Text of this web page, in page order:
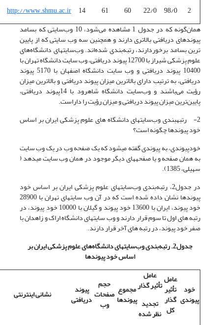
2
98/0
22/0
60
61
14
http://www.shmu.ac.ir
همان‌گونه که در جدول 1 مشاهده می‌شود، 10 وب‌سایتی که بسامد
پیوندهای دریافتی بالاتری دارند و همچنین سه وب سایتی که از پایین
ترین بسامد برخوردارند، رتبه‌بندی شده‌اند. وب‌سایتهای دانشگاه‌های
علوم پزشکی شیراز با 12700 پیوند دریافتی، وب سایت دانشگاه تهران با
10400 پیوند دریافتی و وب سایت دانشگاه اصفهان با 5170 پیوند
دریافتی، به ترتیب دارای بالاترین میزان پیوند دریافتی و بالاترین میزان
رؤیت می‌باشند و وب‌سایت دانشگاه شاهرود با 14پیوند دریافتی،
پایین‌ترین میزان پیوند دریافتی و میزان رؤیت را داراست.
2- رتبه­بندی وب‌سایتهای دانشگاه های علوم پزشکی ایران بر اساس
خود پیوند­ها چگونه است؟
خودپیوندی، به پیوندی گفته می­شود که یک صفحه وب در یک وب سایت
به همان صفحه و یا صفحه­های دیگر موجود در همان وب سایت می­دهد (
سهیلی، 1385).
در جدول2، رتبه‌بندی وب‌سایتهای علوم پزشکی ایران بر اساس خود
پیوندها نشان داده شده است که در آن وب سایتهای تهران با 28900
خود پیوند، ایران با 13600 خود پیوند و گیلان با 10000 خود پیوند، در
رتبه های اول تا سوم قرار دارند و وب سایتهای دانشگاه اراک و زاهدان با
صفر خود پیوند، در رتبه های آخر قرار دارند.
جدول2. رتبه‌بندی وب‌سایتهای دانشگاه‌های علوم پزشکی ایران بر
اساس خود پیوندها
خود
پیوندی
عامل
تأثیر
گذار
کل
عامل
تأثیر گذار
تجدید
نظر شده
مجموع
پیوندها
حجم
صفحات
وب
پیوند
دریافتی نشانی اینترنتی